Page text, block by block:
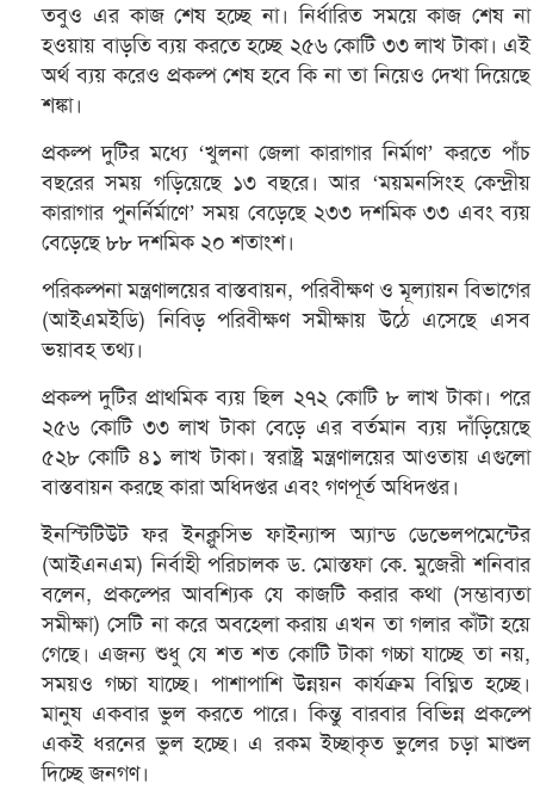
তবুও এর কাজ শেষ হচ্ছে না। নির্ধারিত সময়ে কাজ শেষ না
হওয়ায় বাড়তি ব্যয় করতে হচ্ছে ২৫৬ কোটি ৩৩ লাখ টাকা। এই
অর্থ ব্যয় করেও প্রকল্প শেষ হবে কি না তা নিয়েও দেখা দিয়েছে
শঙ্কা।
প্রকল্প দুটির মধ্যে ‘খুলনা জেলা কারাগার নির্মাণ’ করতে পাঁচ
বছরের সময় গড়িয়েছে ১৩ বছরে। আর ‘ময়মনসিংহ কেন্দ্রীয়
কারাগার পুনর্নির্মাণে’ সময় বেড়েছে ২৩৩ দশমিক ৩৩ এবং ব্যয়
বেড়েছে ৮৮ দশমিক ২০ শতাংশ।
পরিকল্পনা মন্ত্রণালয়ের বাস্তবায়ন, পরিবীক্ষণ ও মূল্যায়ন বিভাগের
(আইএমইডি) নিবিড় পরিবীক্ষণ সমীক্ষায় উঠে এসেছে এসব
ভয়াবহ তথ্য।
প্রকল্প দুটির প্রাথমিক ব্যয় ছিল ২৭২ কোটি ৮ লাখ টাকা। পরে
২৫৬ কোটি ৩৩ লাখ টাকা বেড়ে এর বর্তমান ব্যয় দাঁড়িয়েছে
৫২৮ কোটি ৪১ লাখ টাকা। স্বরাষ্ট্র মন্ত্রণালয়ের আওতায় এগুলো
বাস্তবায়ন করছে কারা অধিদপ্তর এবং গণপূর্ত অধিদপ্তর।
ইনস্টিটিউট ফর ইনক্লুসিভ ফাইন্যান্স অ্যান্ড ডেভেলপমেন্টের
(আইএনএম) নির্বাহী পরিচালক ড. মোস্তফা কে. মুজেরী শনিবার
বলেন, প্রকল্পের আবশ্যিক যে কাজটি করার কথা (সম্ভাব্যতা
সমীক্ষা) সেটি না করে অবহেলা করায় এখন তা গলার কাঁটা হয়ে
গেছে। এজন্য শুধু যে শত শত কোটি টাকা গচ্চা যাচ্ছে তা নয়,
সময়ও গচ্চা যাচ্ছে। পাশাপাশি উন্নয়ন কার্যক্রম বিঘ্নিত হচ্ছে।
মানুষ একবার ভুল করতে পারে। কিন্তু বারবার বিভিন্ন প্রকল্পে
একই ধরনের ভুল হচ্ছে। এ রকম ইচ্ছাকৃত ভুলের চড়া মাশুল
দিচ্ছে জনগণ।